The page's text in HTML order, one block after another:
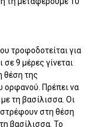
τροφοδοτείται για
9 μέρες γίνεται
θέση της
ορφανού. Πρέπει να
τη βασίλισσα. Οι
στη θέση
βασίλισσα. Το